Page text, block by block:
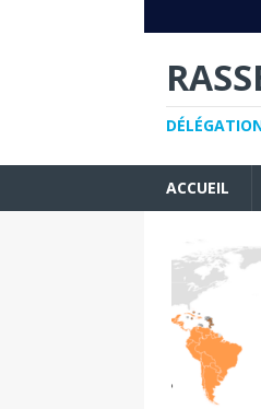
ACCUEIL